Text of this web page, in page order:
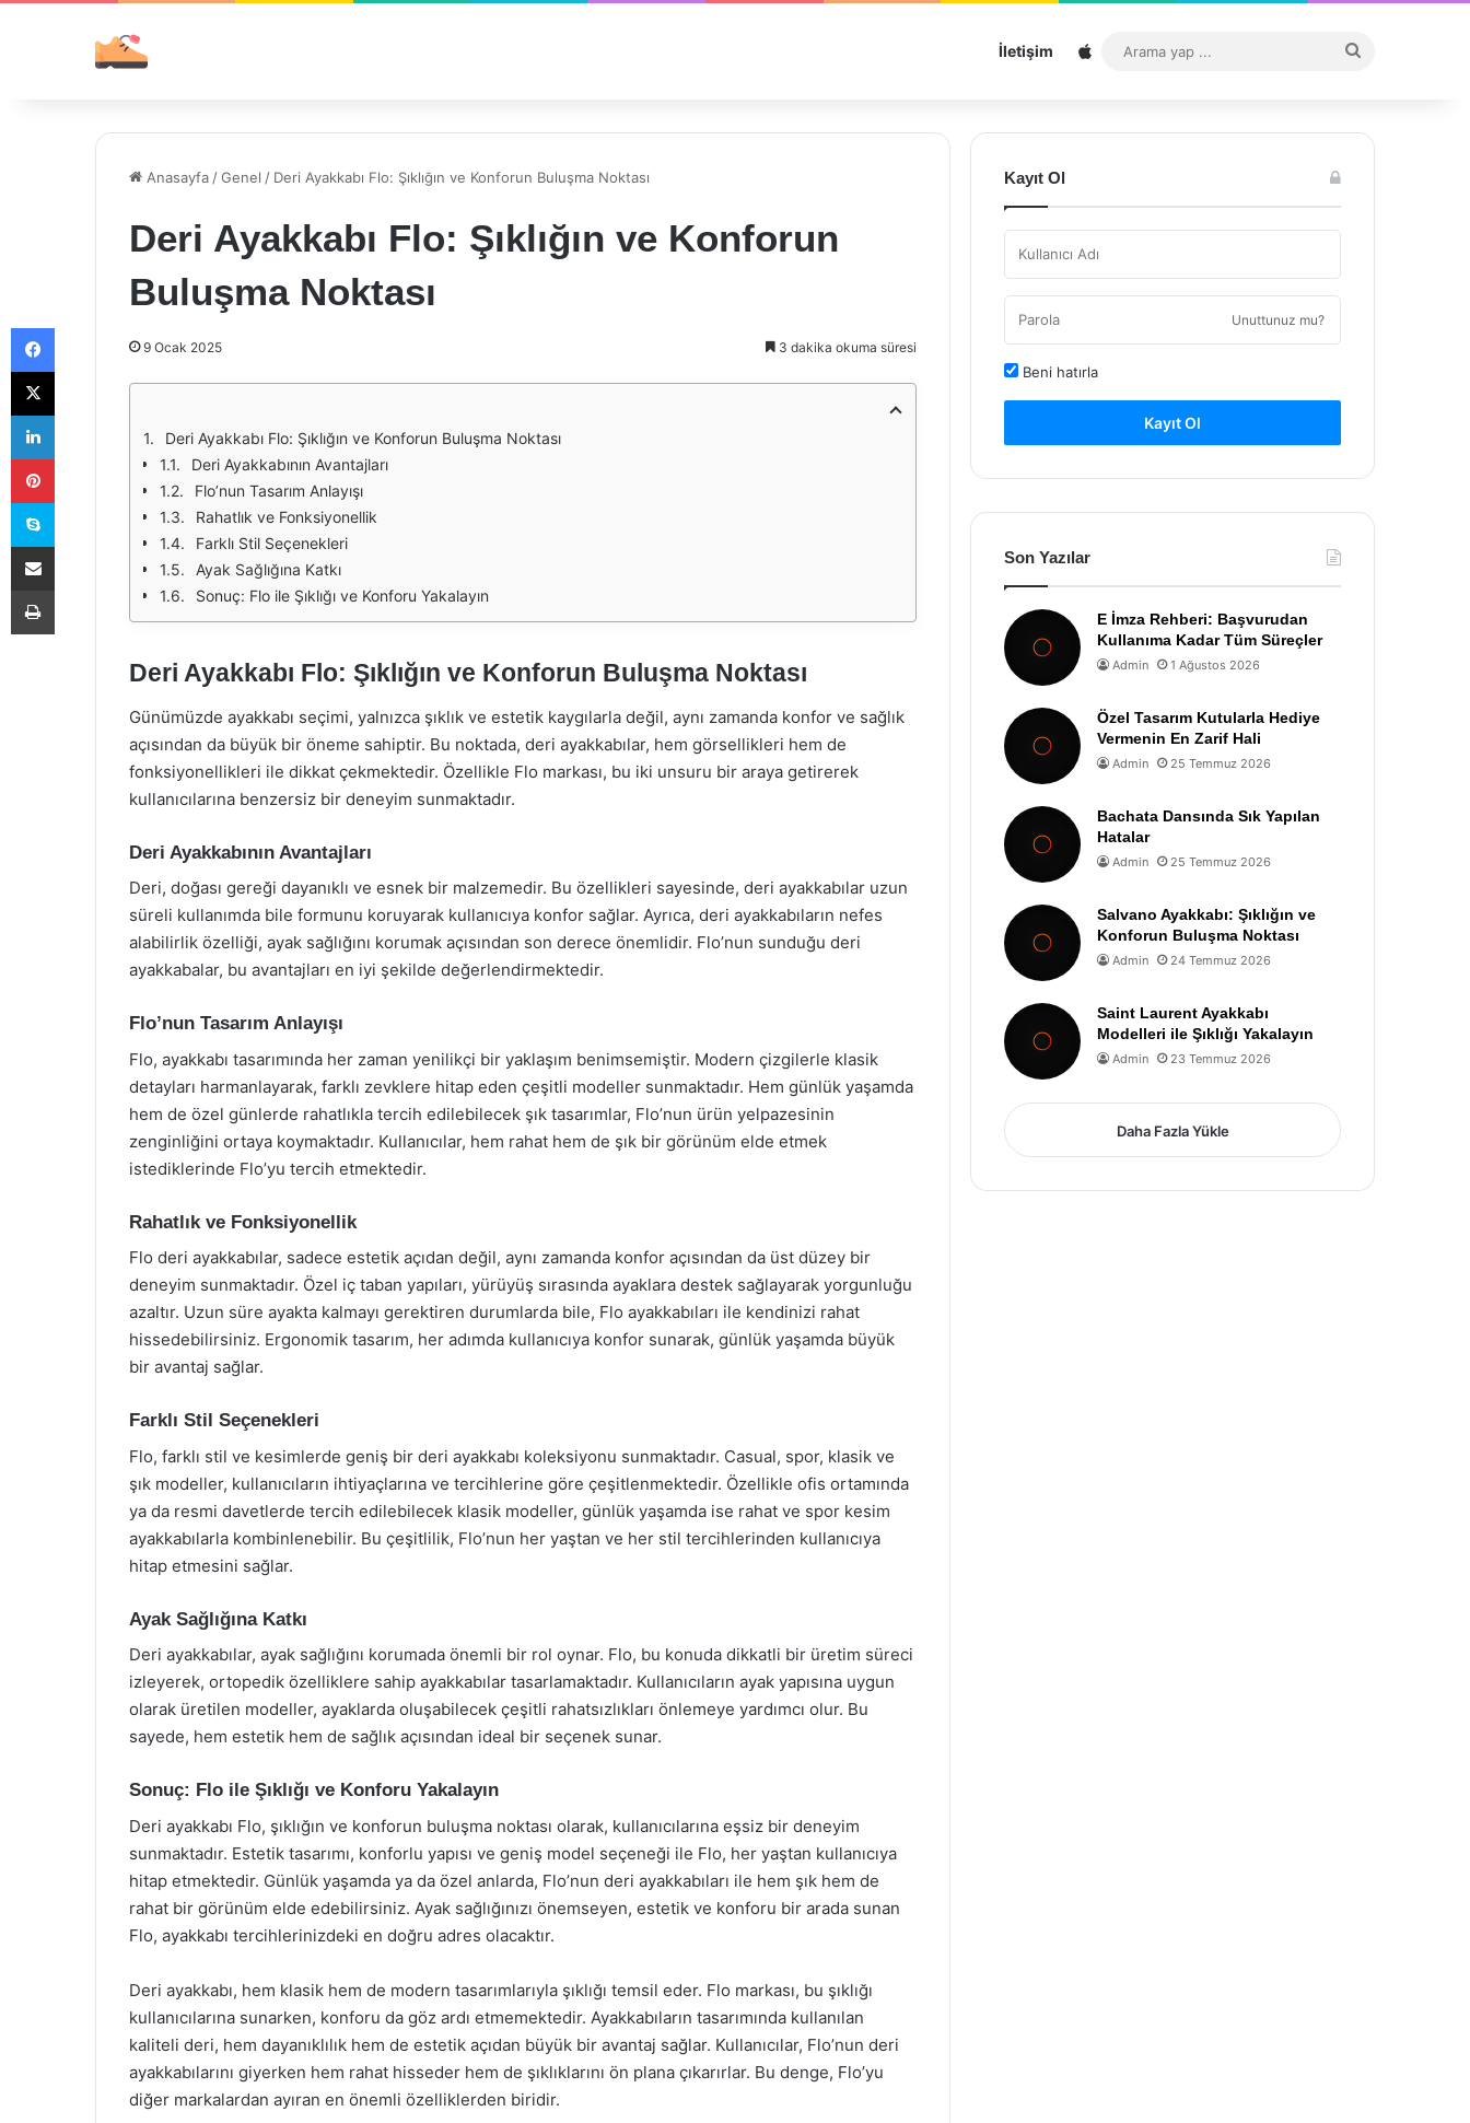
İletişim Sitemap
...
Anasayfa /Genel / Deri Ayakkabı Flo: Şıklığın ve Konforun Buluşma Noktası
Deri Ayakkabı Flo: Şıklığın ve Konforun
Buluşma Noktası
9 Ocak 2025 3 dakika okuma süresi
Deri Ayakkabı Flo: Şıklığın ve Konforun Buluşma Noktası
Deri Ayakkabının Avantajları
Flo’nun Tasarım Anlayışı
Rahatlık ve Fonksiyonellik
Farklı Stil Seçenekleri
Ayak Sağlığına Katkı
Sonuç: Flo ile Şıklığı ve Konforu Yakalayın
Deri Ayakkabı Flo: Şıklığın ve Konforun Buluşma Noktası
Günümüzde ayakkabı seçimi, yalnızca şıklık ve estetik kaygılarla değil, aynı zamanda konfor ve sağlık
açısından da büyük bir öneme sahiptir. Bu noktada, deri ayakkabılar, hem görsellikleri hem de
fonksiyonellikleri ile dikkat çekmektedir. Özellikle Flo markası, bu iki unsuru bir araya getirerek
kullanıcılarına benzersiz bir deneyim sunmaktadır.
Deri Ayakkabının Avantajları
Deri, doğası gereği dayanıklı ve esnek bir malzemedir. Bu özellikleri sayesinde, deri ayakkabılar uzun
süreli kullanımda bile formunu koruyarak kullanıcıya konfor sağlar. Ayrıca, deri ayakkabıların nefes
alabilirlik özelliği, ayak sağlığını korumak açısından son derece önemlidir. Flo’nun sunduğu deri
ayakkabalar, bu avantajları en iyi şekilde değerlendirmektedir.
Flo’nun Tasarım Anlayışı
Flo, ayakkabı tasarımında her zaman yenilikçi bir yaklaşım benimsemiştir. Modern çizgilerle klasik
detayları harmanlayarak, farklı zevklere hitap eden çeşitli modeller sunmaktadır. Hem günlük yaşamda
hem de özel günlerde rahatlıkla tercih edilebilecek şık tasarımlar, Flo’nun ürün yelpazesinin
zenginliğini ortaya koymaktadır. Kullanıcılar, hem rahat hem de şık bir görünüm elde etmek
istediklerinde Flo’yu tercih etmektedir.
Rahatlık ve Fonksiyonellik
Flo deri ayakkabılar, sadece estetik açıdan değil, aynı zamanda konfor açısından da üst düzey bir
deneyim sunmaktadır. Özel iç taban yapıları, yürüyüş sırasında ayaklara destek sağlayarak yorgunluğu
azaltır. Uzun süre ayakta kalmayı gerektiren durumlarda bile, Flo ayakkabıları ile kendinizi rahat
hissedebilirsiniz. Ergonomik tasarım, her adımda kullanıcıya konfor sunarak, günlük yaşamda büyük
bir avantaj sağlar.
Farklı Stil Seçenekleri
Flo, farklı stil ve kesimlerde geniş bir deri ayakkabı koleksiyonu sunmaktadır. Casual, spor, klasik ve
şık modeller, kullanıcıların ihtiyaçlarına ve tercihlerine göre çeşitlenmektedir. Özellikle ofis ortamında
ya da resmi davetlerde tercih edilebilecek klasik modeller, günlük yaşamda ise rahat ve spor kesim
ayakkabılarla kombinlenebilir. Bu çeşitlilik, Flo’nun her yaştan ve her stil tercihlerinden kullanıcıya
hitap etmesini sağlar.
Ayak Sağlığına Katkı
Deri ayakkabılar, ayak sağlığını korumada önemli bir rol oynar. Flo, bu konuda dikkatli bir üretim süreci
izleyerek, ortopedik özelliklere sahip ayakkabılar tasarlamaktadır. Kullanıcıların ayak yapısına uygun
olarak üretilen modeller, ayaklarda oluşabilecek çeşitli rahatsızlıkları önlemeye yardımcı olur. Bu
sayede, hem estetik hem de sağlık açısından ideal bir seçenek sunar.
Sonuç: Flo ile Şıklığı ve Konforu Yakalayın
Deri ayakkabı Flo, şıklığın ve konforun buluşma noktası olarak, kullanıcılarına eşsiz bir deneyim
sunmaktadır. Estetik tasarımı, konforlu yapısı ve geniş model seçeneği ile Flo, her yaştan kullanıcıya
hitap etmektedir. Günlük yaşamda ya da özel anlarda, Flo’nun deri ayakkabıları ile hem şık hem de
rahat bir görünüm elde edebilirsiniz. Ayak sağlığınızı önemseyen, estetik ve konforu bir arada sunan
Flo, ayakkabı tercihlerinizdeki en doğru adres olacaktır.
Deri ayakkabı, hem klasik hem de modern tasarımlarıyla şıklığı temsil eder. Flo markası, bu şıklığı
kullanıcılarına sunarken, konforu da göz ardı etmemektedir. Ayakkabıların tasarımında kullanılan
kaliteli deri, hem dayanıklılık hem de estetik açıdan büyük bir avantaj sağlar. Kullanıcılar, Flo’nun deri
ayakkabılarını giyerken hem rahat hisseder hem de şıklıklarını ön plana çıkarırlar. Bu denge, Flo’yu
diğer markalardan ayıran en önemli özelliklerden biridir.
Kayıt Ol
Unuttunuz mu?
Beni hatırla
Kayıt Ol
Son Yazılar
E İmza Rehberi: Başvurudan
Kullanıma Kadar Tüm Süreçler
Admin 1 Ağustos 2026
Özel Tasarım Kutularla Hediye
Vermenin En Zarif Hali
Admin 25 Temmuz 2026
Bachata Dansında Sık Yapılan
Hatalar
Admin 25 Temmuz 2026
Salvano Ayakkabı: Şıklığın ve
Konforun Buluşma Noktası
Admin 24 Temmuz 2026
Saint Laurent Ayakkabı
Modelleri ile Şıklığı Yakalayın
Admin 23 Temmuz 2026
Daha Fazla Yükle
Facebook
X
LinkedIn
Pinterest
Skype
E-Posta ile paylaş